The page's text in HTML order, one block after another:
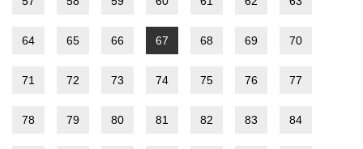
64 65 66 67 68 69 70
71 72 73 74 75 76 77
78 79 80 81 82 83 84